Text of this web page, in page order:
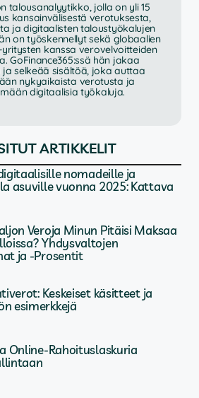
talousanalyytikko, jolla on yli 15
kansainvälisestä verotuksesta,
ja digitaalisten taloustyökalujen
on työskennellyt sekä globaalien
kanssa verovelvoitteiden
GoFinance365:ssä hän jakaa
ja selkeää sisältöä, joka auttaa
nykyaikaista verotusta ja
digitaalisia työkaluja.
ARTIKKELIT
nomadeille ja
asuville vuonna 2025: Kattava
Veroja Minun Pitäisi Maksaa
Yhdysvaltojen
ja -Prosentit
Keskeiset käsitteet ja
esimerkkejä
Online-Rahoituslaskuria